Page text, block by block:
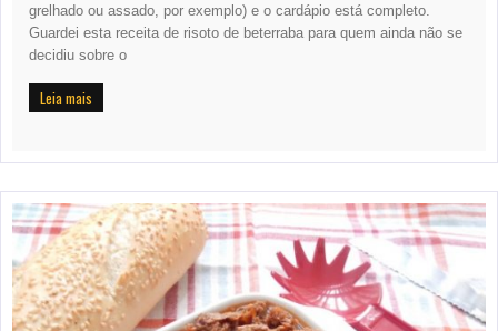
grelhado ou assado, por exemplo) e o cardápio está completo.
Guardei esta receita de risoto de beterraba para quem ainda não se
decidiu sobre o
Leia mais